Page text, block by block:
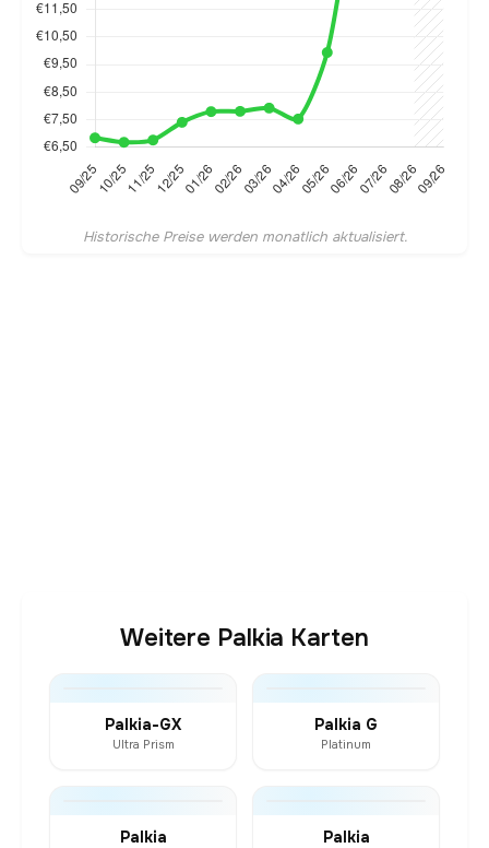
Historische Preise werden monatlich aktualisiert.
Weitere Palkia Karten
Palkia-GX
Ultra Prism
Palkia G
Platinum
Palkia Palkia